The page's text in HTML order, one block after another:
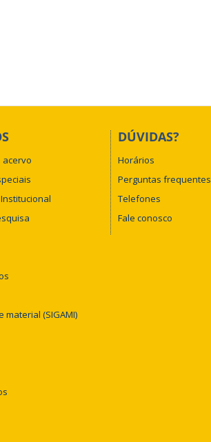
acervo
material (SIGAMI)
DÚVIDAS?
Horários
Perguntas frequentes
Telefones
Fale conosco